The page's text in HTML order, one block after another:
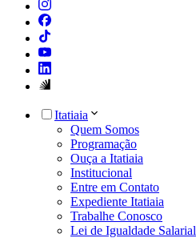
Itatiaia
Quem Somos
Programação
Ouça a Itatiaia
Institucional
Entre em Contato
Expediente Itatiaia
Trabalhe Conosco
Lei de Igualdade Salarial